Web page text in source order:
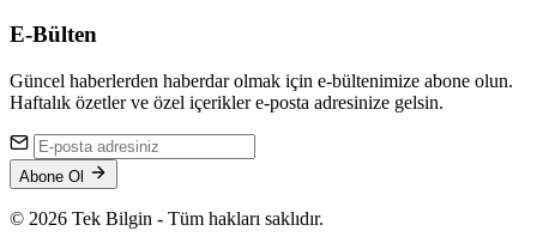
E-Bülten
Güncel haberlerden haberdar olmak için e-bültenimize abone olun.
Haftalık özetler ve özel içerikler e-posta adresinize gelsin.
Abone Ol
© 2026 Tek Bilgin - Tüm hakları saklıdır.